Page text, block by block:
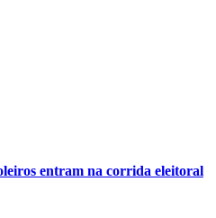
entram na corrida eleitoral